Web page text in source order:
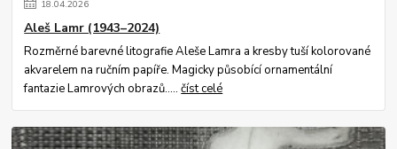
18.04.2026
Aleš Lamr (1943–2024)
Rozměrné barevné litografie Aleše Lamra a kresby tuší kolorované
akvarelem na ručním papíře. Magicky působící ornamentální
fantazie Lamrových obrazů.....číst celé